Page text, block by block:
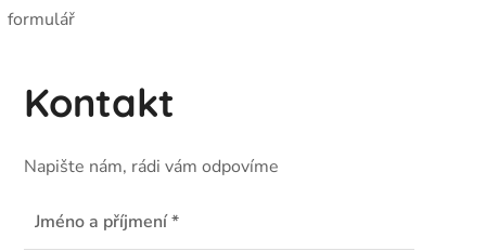
formulář
Kontakt
Napište nám, rádi vám odpovíme